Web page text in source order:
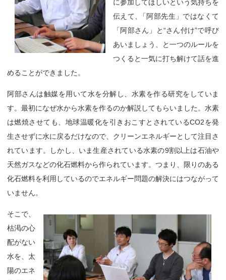
に参加してほしいという気持ちを
伝えて
「阿部先生」ではなくて
「阿部さん」と“さん付け”で呼び
あいましょう、と一つのルールを
つくると一気に打ち解けて話を進
めることができました。
阿部さんは触媒を用いて水を分解し、水素を作る研究をしていま
す。最初になぜ水から水素を作るのか解説してもらいました。水素
は燃焼させても、地球温暖化を引きおこすとされているCO2を発
生させずに水に戻るだけなので、クリーンエネルギーとして注目さ
れています。しかし、いま生産されている水素の9割以上は石油や
天然ガスなどの化石燃料から作られています。つまり、限りのある
化石燃料を利用しているのでエネルギー問題の解決にはつながって
いません。
そこで、
枯渇の心
配がない
水を、太
陽のエネ